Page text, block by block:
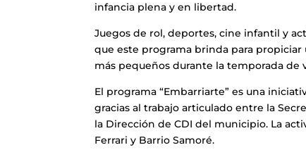
infancia plena y en libertad.
Juegos de rol, deportes, cine infantil y
que este programa brinda para
más pequeños durante la temporada de
El programa “Embarriarte” es una
gracias al trabajo articulado entre la
la Dirección de CDI del municipio. La
Ferrari y Barrio Samoré.